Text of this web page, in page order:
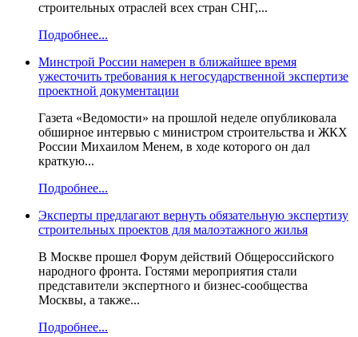
строительных отраслей всех стран СНГ,...
Подробнее...
Минстрой России намерен в ближайшее время
ужесточить требования к негосударственной экспертизе
проектной документации
Газета «Ведомости» на прошлой неделе опубликовала
обширное интервью с министром строительства и ЖКХ
России Михаилом Менем, в ходе которого он дал
краткую...
Подробнее...
Эксперты предлагают вернуть обязательную экспертизу
строительных проектов для малоэтажного жилья
В Москве прошел Форум действий Общероссийского
народного фронта. Гостями мероприятия стали
представители экспертного и бизнес-сообщества
Москвы, а также...
Подробнее...